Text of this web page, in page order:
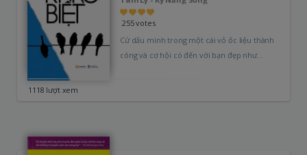
255 votes
Cứ dấu mình trong một cái vỏ ốc liệu thành
công và cơ hội có đến với bạn đẹp như…
1118 lượt xem